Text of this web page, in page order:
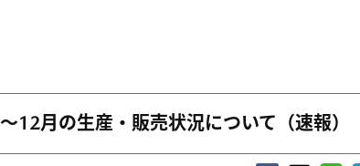
12月の生産・販売状況について（速報）